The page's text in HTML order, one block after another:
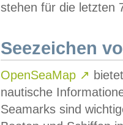
stehen für die letzten
Seezeichen
OpenSeaMap ↗
nautische
Seamarks sind